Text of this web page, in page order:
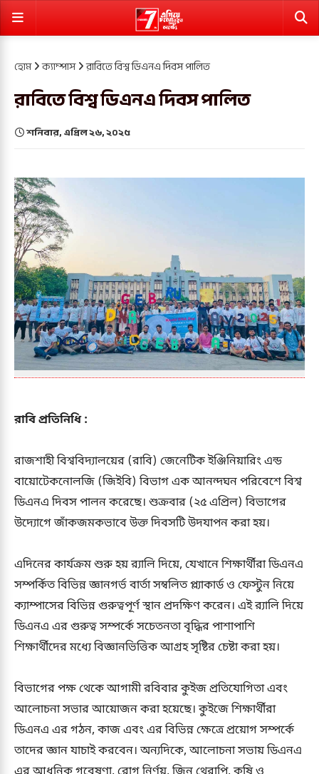
হোম ক্যাম্পাস রাবিতে বিশ্ব ডিএনএ দিবস পালিত
রাবিতে বিশ্ব ডিএনএ দিবস পালিত
শনিবার, এপ্রিল ২৬, ২০২৫
রাবি প্রতিনিধি :
রাজশাহী বিশ্ববিদ্যালয়ের (রাবি) জেনেটিক ইঞ্জিনিয়ারিং এন্ড
বায়োটেকনোলজি (জিইবি) বিভাগ এক আনন্দঘন পরিবেশে বিশ্ব
ডিএনএ দিবস পালন করেছে। শুক্রবার (২৫ এপ্রিল) বিভাগের
উদ্যোগে জাঁকজমকভাবে উক্ত দিবসটি উদযাপন করা হয়।
এদিনের কার্যক্রম শুরু হয় র‍্যালি দিয়ে, যেখানে শিক্ষার্থীরা ডিএনএ
সম্পর্কিত বিভিন্ন জ্ঞানগর্ভ বার্তা সম্বলিত প্ল্যাকার্ড ও ফেস্টুন নিয়ে
ক্যাম্পাসের বিভিন্ন গুরুত্বপূর্ণ স্থান প্রদক্ষিণ করেন। এই র‍্যালি দিয়ে
ডিএনএ এর গুরুত্ব সম্পর্কে সচেতনতা বৃদ্ধির পাশাপাশি
শিক্ষার্থীদের মধ্যে বিজ্ঞানভিত্তিক আগ্রহ সৃষ্টির চেষ্টা করা হয়।
বিভাগের পক্ষ থেকে আগামী রবিবার কুইজ প্রতিযোগিতা এবং
আলোচনা সভার আয়োজন করা হয়েছে। কুইজে শিক্ষার্থীরা
ডিএনএ এর গঠন, কাজ এবং এর বিভিন্ন ক্ষেত্রে প্রয়োগ সম্পর্কে
তাদের জ্ঞান যাচাই করবেন। অন্যদিকে, আলোচনা সভায় ডিএনএ